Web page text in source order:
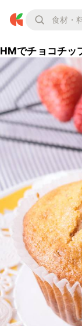
HMでチョコチッ